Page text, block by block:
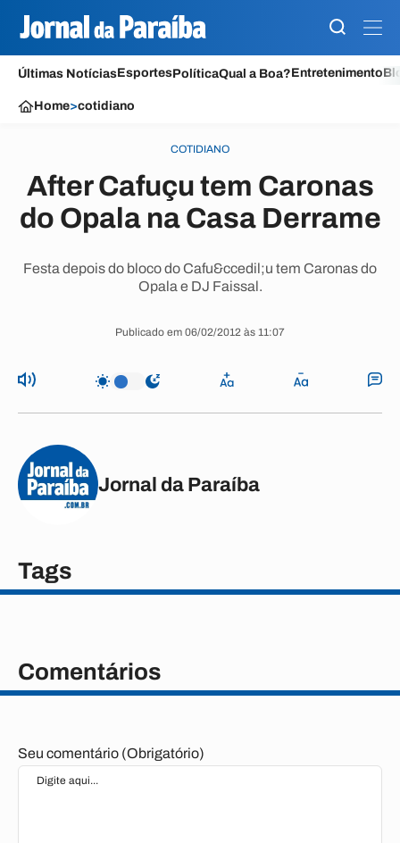
Últimas NotíciasEsportesPolíticaQual a Boa?Entretenimento
Home>cotidiano
COTIDIANO
After Cafuçu tem Caronas
do Opala na Casa Derrame
Festa depois do bloco do Cafu&ccedil;u tem Caronas do
Opala e DJ Faissal.
Publicado em 06/02/2012 às 11:07
Jornal da Paraíba
Tags
Comentários
Seu comentário (Obrigatório)